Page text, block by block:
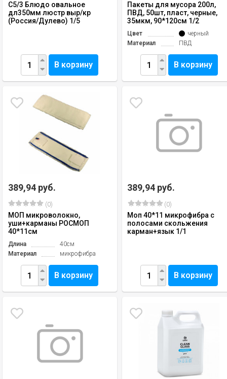
C5/3 Блюдо овальное
дл350мм люстр выр/кр
(Россия/Дулево) 1/5
В корзину
Пакеты для мусора 200л,
ПВД, 50шт, пласт, черные,
35мкм, 90*120см 1/2
Цвет
черный
Материал
ПВД
В корзину
389,94 руб.
(0)
МОП микроволокно,
уши+карманы РОСМОП
40*11см
Длина
40см
Материал
микрофибра
В корзину
389,94 руб.
(0)
Моп 40*11 микрофибра с
полосами скольжения
карман+язык 1/1
В корзину